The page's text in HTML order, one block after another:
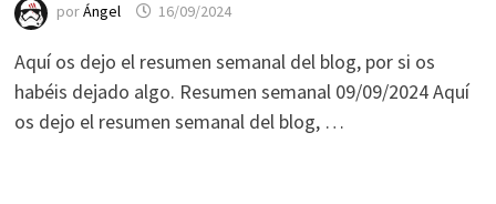
porÁngel 16/09/2024
Aquí os dejo el resumen semanal del blog, por si os
habéis dejado algo. Resumen semanal 09/09/2024 Aquí
os dejo el resumen semanal del blog, …